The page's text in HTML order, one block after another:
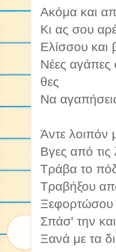
Ακόμα και
Κι ας σου
Ελίσσου και
Νέες αγάπες
θες
Να
Άντε λοιπόν
Βγες από
Τράβα το
Τραβήξου
Ξεφορτώσου
Σπάσ' την
Ξανά με τα